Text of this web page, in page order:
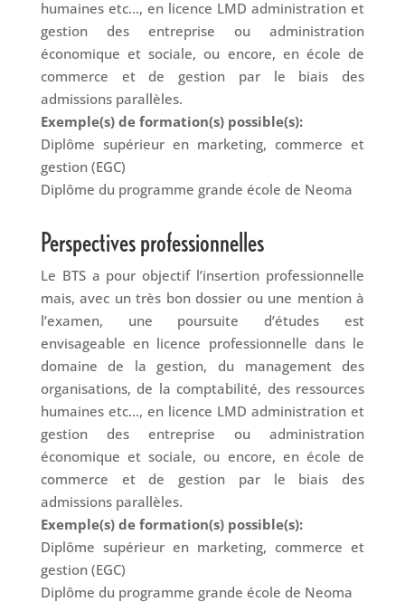
humaines etc…, en licence LMD administration et
gestion des entreprise ou administration
économique et sociale, ou encore, en école de
commerce et de gestion par le biais des
admissions parallèles.
Exemple(s) de formation(s) possible(s):
Diplôme supérieur en marketing, commerce et
gestion (EGC)
Diplôme du programme grande école de Neoma
Perspectives professionnelles
Le BTS a pour objectif l’insertion professionnelle
mais, avec un très bon dossier ou une mention à
l’examen, une poursuite d’études est
envisageable en licence professionnelle dans le
domaine de la gestion, du management des
organisations, de la comptabilité, des ressources
humaines etc…, en licence LMD administration et
gestion des entreprise ou administration
économique et sociale, ou encore, en école de
commerce et de gestion par le biais des
admissions parallèles.
Exemple(s) de formation(s) possible(s):
Diplôme supérieur en marketing, commerce et
gestion (EGC)
Diplôme du programme grande école de Neoma